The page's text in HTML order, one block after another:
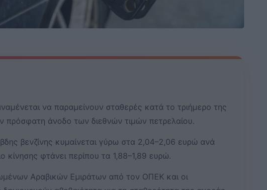
να παραμείνουν σταθερές κατά το τριήμερο της
πρόσφατη άνοδο των διεθνών τιμών πετρελαίου.
βενζίνης κυμαίνεται γύρω στα 2,04–2,06 ευρώ ανά
κίνησης φτάνει περίπου τα 1,88–1,89 ευρώ.
Αραβικών Εμιράτων από τον ΟΠΕΚ και οι